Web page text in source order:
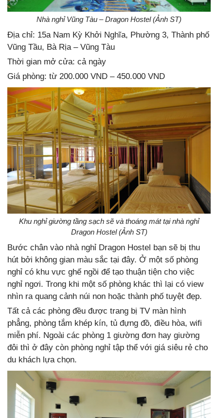
Nhà nghỉ Vũng Tàu – Dragon Hostel (Ảnh ST)
Địa chỉ: 15a Nam Kỳ Khởi Nghĩa, Phường 3, Thành phố
Vũng Tầu, Bà Rịa – Vũng Tàu
Thời gian mở cửa: cả ngày
Giá phòng: từ 200.000 VND – 450.000 VND
Khu nghỉ giường tầng sạch sẽ và thoáng mát tại nhà nghỉ
Dragon Hostel (Ảnh ST)
Bước chân vào nhà nghỉ Dragon Hostel bạn sẽ bị thu
hút bởi không gian màu sắc tại đây. Ở một số phòng
nghỉ có khu vực ghế ngồi để tạo thuận tiện cho việc
nghỉ ngơi. Trong khi một số phòng khác thì lại có view
nhìn ra quang cảnh núi non hoặc thành phố tuyệt đẹp.
Tất cả các phòng đều được trang bị TV màn hình
phẳng, phòng tắm khép kín, tủ đựng đồ, điều hòa, wifi
miễn phí. Ngoài các phòng 1 giường đơn hay giường
đôi thì ở đây còn phòng nghỉ tập thể với giá siêu rẻ cho
du khách lựa chọn.